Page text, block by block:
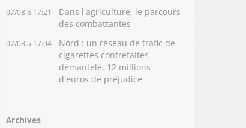
07/08 à 17:21
Dans l'agriculture, le parcours
des combattantes
07/08 à 17:04
Nord : un réseau de trafic de
cigarettes contrefaites
démantelé, 12 millions
d'euros de préjudice
Archives